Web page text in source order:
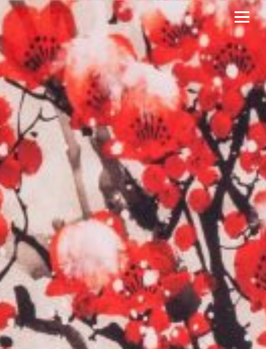
Acupunctuur